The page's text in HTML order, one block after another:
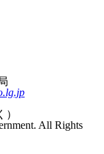
All Rights